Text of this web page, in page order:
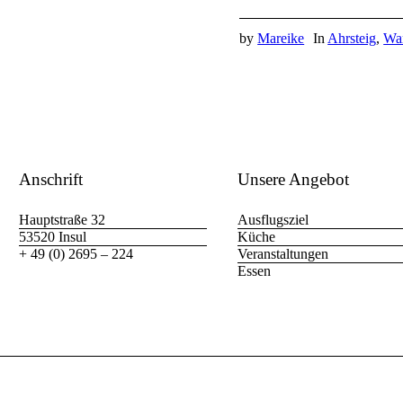
byMareike In Ahrsteig,
Anschrift
Hauptstraße 32
53520 Insul
+ 49 (0) 2695 – 224
Unsere Angebot
Ausflugsziel
Küche
Veranstaltungen
Essen